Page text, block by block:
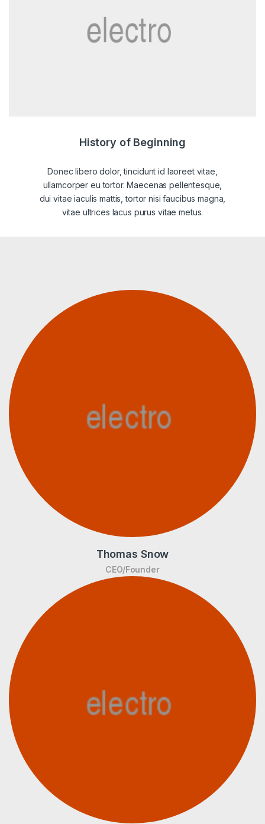
History of Beginning
Donec libero dolor, tincidunt id laoreet vitae,
ullamcorper eu tortor. Maecenas pellentesque,
dui vitae iaculis mattis, tortor nisi faucibus magna,
vitae ultrices lacus purus vitae metus.
Thomas Snow
CEO/Founder